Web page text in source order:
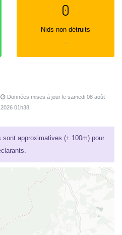
0
Nids non détruits
=
Données mises à jour le samedi 08 août
2026 01h38
approximatives (± 100m) pour